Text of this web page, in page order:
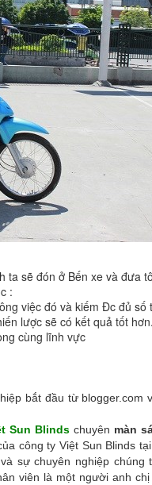
ta sẽ đón ở Bến xe và đưa
:
việc đó và kiếm Đc đủ số
lược sẽ có kết quả tốt hơn.
cùng lĩnh vực
bắt đầu từ blogger.com
Sun Blinds chuyên màn
công ty Việt Sun Blinds
sự chuyên nghiệp chúng
viên là một người anh